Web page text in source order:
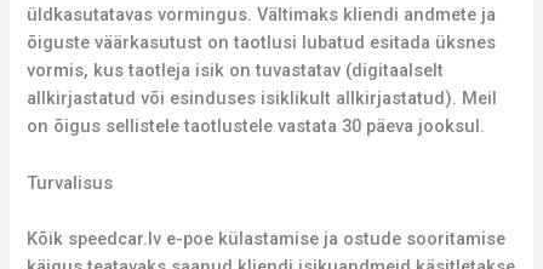
üldkasutatavas vormingus. Vältimaks kliendi andmete ja
õiguste väärkasutust on taotlusi lubatud esitada üksnes
vormis, kus taotleja isik on tuvastatav (digitaalselt
allkirjastatud või esinduses isiklikult allkirjastatud). Meil
on õigus sellistele taotlustele vastata 30 päeva jooksul.
Turvalisus
Kõik speedcar.lv e-poe külastamise ja ostude sooritamise